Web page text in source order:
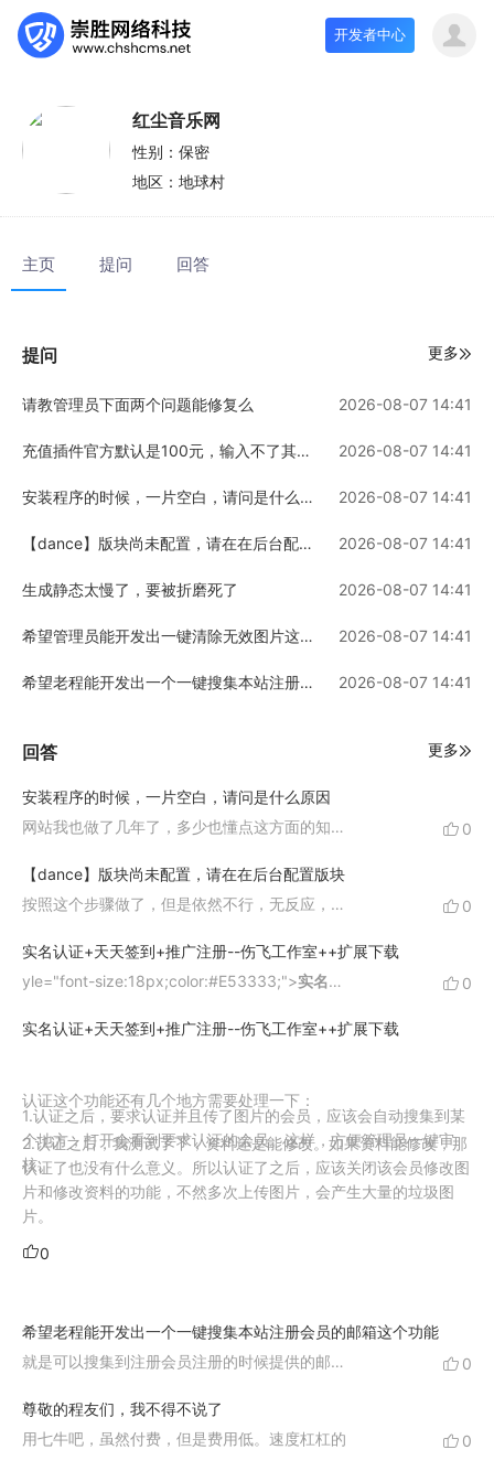
开发者中心
红尘音乐网
性别： 保密
地区： 地球村
主页 提问 回答
提问 更多
请教管理员下面两个问题能修复么 2026-08-07 14:41
充值插件官方默认是100元，输入不了其他金额 2026-08-07 14:41
安装程序的时候，一片空白，请问是什么原因 2026-08-07 14:41
【dance】版块尚未配置，请在在后台配置版块 2026-08-07 14:41
生成静态太慢了，要被折磨死了 2026-08-07 14:41
希望管理员能开发出一键清除无效图片这个功能！ 2026-08-07 14:41
希望老程能开发出一个一键搜集本站注册会员的邮箱这个功能 2026-08-07 14:41
回答 更多
安装程序的时候，一片空白，请问是什么原因
网站我也做了几年了，多少也懂点这方面的知识，肯定是安装什么都不显示才来咨询。
0
【dance】版块尚未配置，请在在后台配置版块
按照这个步骤做了，但是依然不行，无反应，网页底部一直出现： 正在等待www.**********.com 的响应。然后 就出现 超时，请稍后在试
0
实名认证+天天签到+推广注册--伤飞工作室++扩展下载
yle="font-size:18px;color:#E53333;">实名认证 上传身份证 后背景图不会变化，点击保存出现如下错误，请问该怎么办？ 0
实名认证+天天签到+推广注册--伤飞工作室++扩展下载
认证这个功能还有几个地方需要处理一下：
1.认证之后，要求认证并且传了图片的会员，应该会自动搜集到某
个地方，打开会看到要求认证的会员。这样，方便管理员一键审
核。
2.认证之后，我测试了下，资料还是能修改。如果资料能修改，那
认证了也没有什么意义。所以认证了之后，应该关闭该会员修改图
片和修改资料的功能，不然多次上传图片，会产生大量的垃圾图
片。
0
希望老程能开发出一个一键搜集本站注册会员的邮箱这个功能
就是可以搜集到注册会员注册的时候提供的邮箱。站长可以用群发工具，群发相关资料信息
0
尊敬的程友们，我不得不说了
用七牛吧，虽然付费，但是费用低。速度杠杠的
0